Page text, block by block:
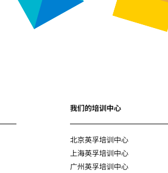
我们的培训中心
北京英孚培训中心
上海英孚培训中心
广州英孚培训中心